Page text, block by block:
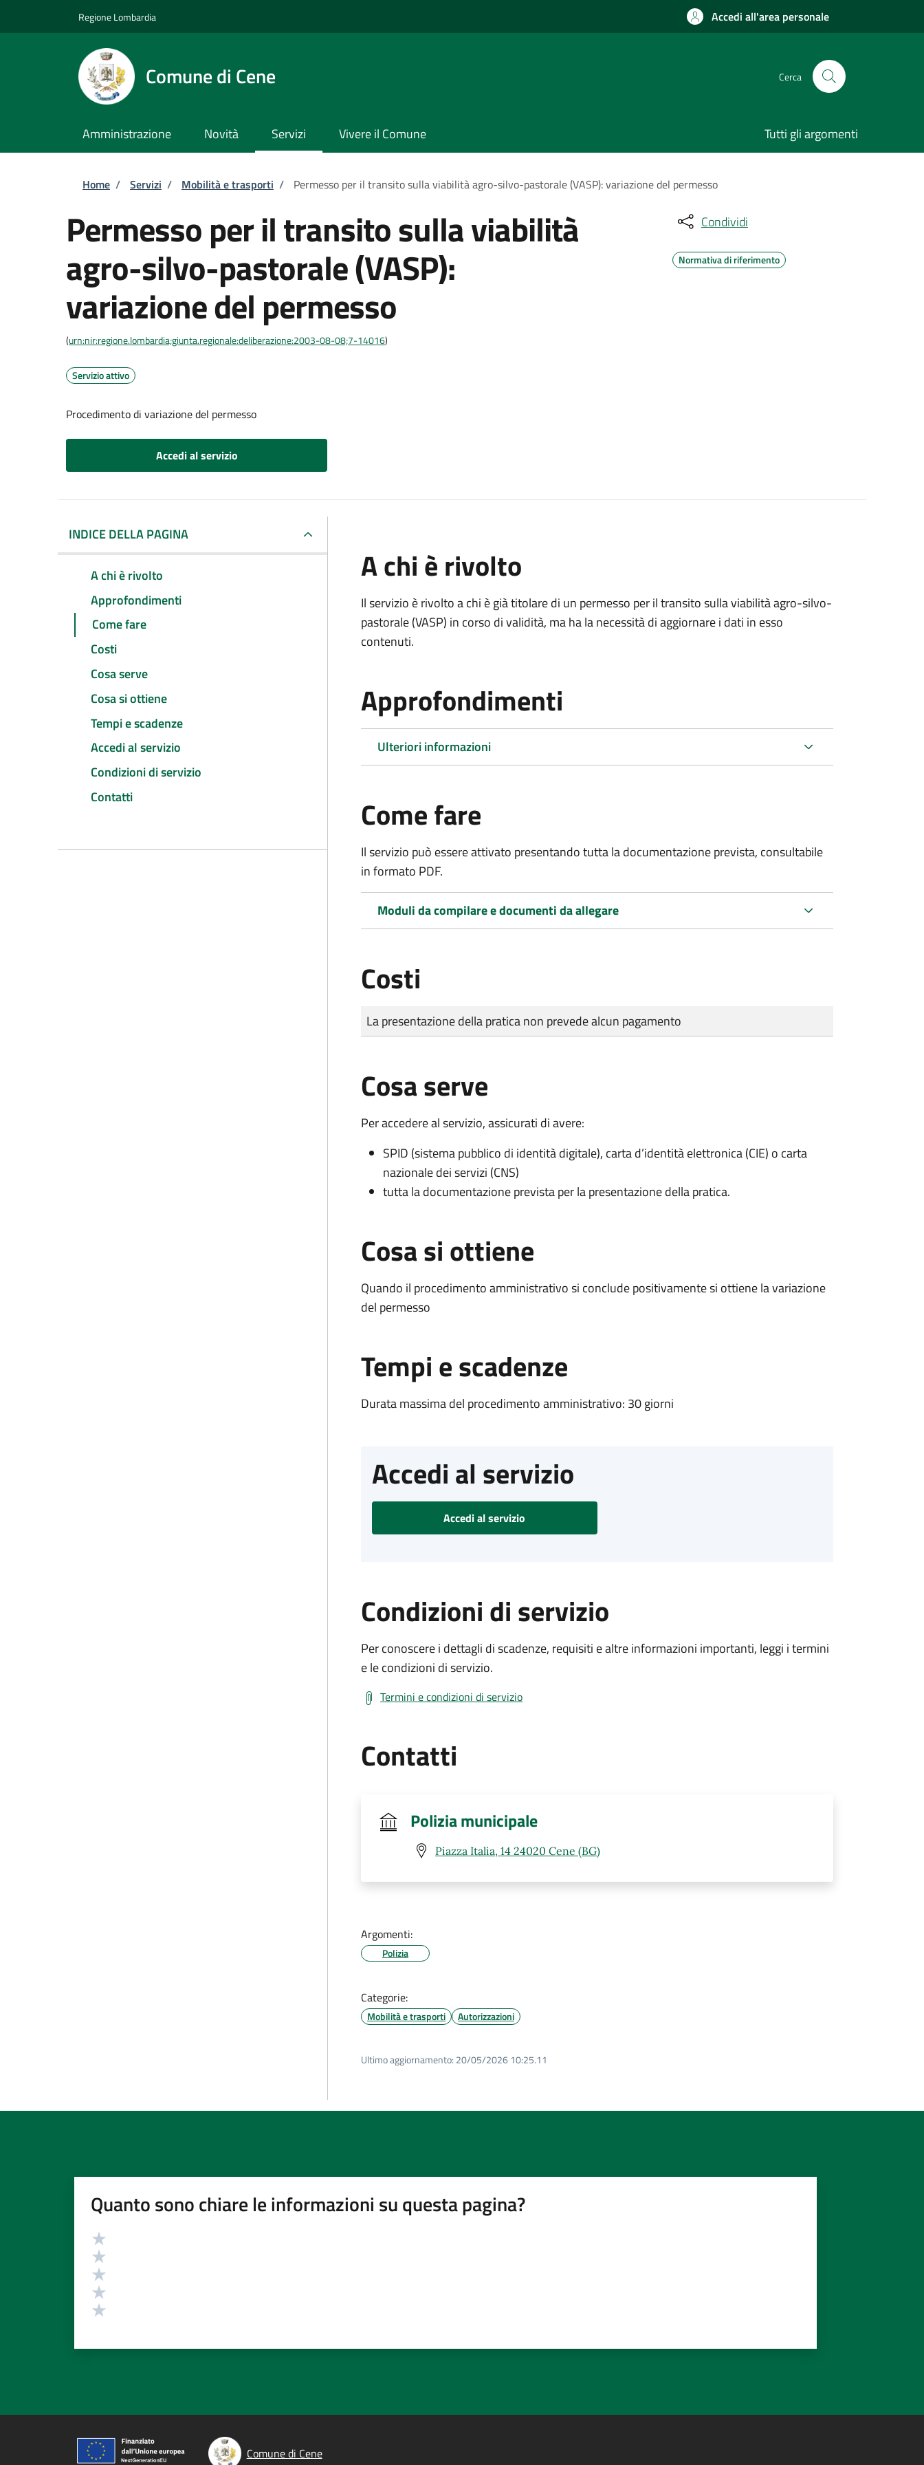
Regione Lombardia Accedi all'area personale
Comune di Cene Cerca
Amministrazione Novità Servizi Vivere il Comune Tutti gli argomenti
Briciole di pane
Home / Servizi / Mobilità e trasporti / Permesso per il transito sulla viabilità agro-silvo-pastorale (VASP): variazione del permesso
Permesso per il transito sulla viabilità
agro-silvo-pastorale (VASP):
variazione del permesso
(urn:nir:regione.lombardia;giunta.regionale:deliberazione:2003-08-08;7-14016)
Servizio attivo
Procedimento di variazione del permesso
Accedi al servizio
Condividi
Normativa di riferimento
INDICE DELLA PAGINA
A chi è rivolto
Approfondimenti
Come fare
Costi
Cosa serve
Cosa si ottiene
Tempi e scadenze
Accedi al servizio
Condizioni di servizio
Contatti
A chi è rivolto
Il servizio è rivolto a chi è già titolare di un permesso per il transito sulla viabilità agro-silvo-
pastorale (VASP) in corso di validità, ma ha la necessità di aggiornare i dati in esso
contenuti.
Approfondimenti
Ulteriori informazioni
Come fare
Il servizio può essere attivato presentando tutta la documentazione prevista, consultabile
in formato PDF.
Moduli da compilare e documenti da allegare
Costi
Tipo di pagamento
Importo
La presentazione della pratica non prevede alcun pagamento
Cosa serve
Per accedere al servizio, assicurati di avere:
SPID (sistema pubblico di identità digitale), carta d’identità elettronica (CIE) o carta
nazionale dei servizi (CNS)
tutta la documentazione prevista per la presentazione della pratica.
Cosa si ottiene
Quando il procedimento amministrativo si conclude positivamente si ottiene la variazione
del permesso
Tempi e scadenze
Durata massima del procedimento amministrativo: 30 giorni
Accedi al servizio
Accedi al servizio
Condizioni di servizio
Per conoscere i dettagli di scadenze, requisiti e altre informazioni importanti, leggi i termini
e le condizioni di servizio.
Termini e condizioni di servizio
Contatti
Polizia municipale
Piazza Italia, 14 24020 Cene (BG)
Argomenti:
Polizia
Categorie:
Mobilità e trasporti Autorizzazioni
Ultimo aggiornamento: 20/05/2026 10:25.11
Quanto sono chiare le informazioni su questa pagina?
Valutazione
Comune di Cene